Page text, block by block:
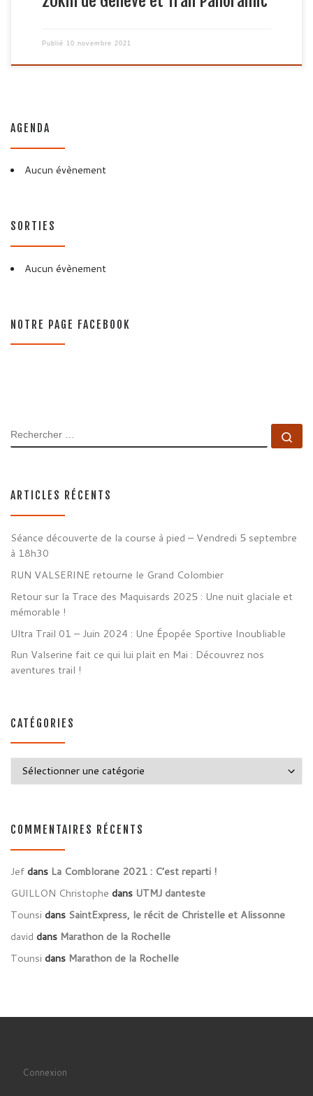
Publié 10 novembre 2021
AGENDA
Aucun évènement
SORTIES
Aucun évènement
NOTRE PAGE FACEBOOK
RECHERCHER
ARTICLES RÉCENTS
Séance découverte de la course à pied – Vendredi 5 septembre
à 18h30
RUN VALSERINE retourne le Grand Colombier
Retour sur la Trace des Maquisards 2025 : Une nuit glaciale et
mémorable !
Ultra Trail 01 – Juin 2024 : Une Épopée Sportive Inoubliable
Run Valserine fait ce qui lui plait en Mai : Découvrez nos
aventures trail !
CATÉGORIES
COMMENTAIRES RÉCENTS
Jef dans La Comblorane 2021 : C’est reparti !
GUILLON Christophe dans UTMJ danteste
Tounsi dans SaintExpress, le récit de Christelle et Alissonne
david dans Marathon de la Rochelle
Tounsi dans Marathon de la Rochelle
Connexion